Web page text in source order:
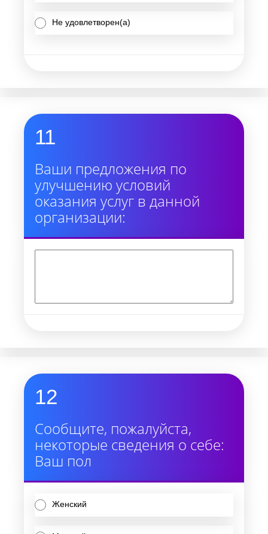
Не удовлетворен(а)
11
Ваши предложения по
улучшению условий
оказания услуг в данной
организации:
12
Сообщите, пожалуйста,
некоторые сведения о себе:
Ваш пол
Женский